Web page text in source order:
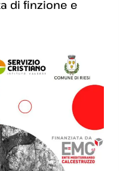
di finzione e